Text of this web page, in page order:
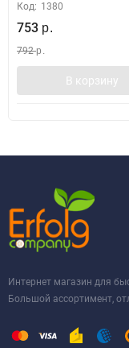
Код: 1380
753 р.
792 р.
В корзину
Интернет магазин для
Большой ассортимент,